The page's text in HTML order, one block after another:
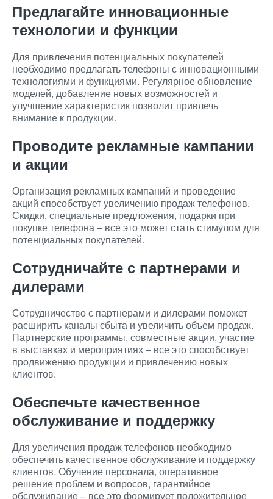
Предлагайте инновационные
технологии и функции
Для привлечения потенциальных покупателей
необходимо предлагать телефоны с инновационными
технологиями и функциями. Регулярное обновление
моделей, добавление новых возможностей и
улучшение характеристик позволит привлечь
внимание к продукции.
Проводите рекламные кампании
и акции
Организация рекламных кампаний и проведение
акций способствует увеличению продаж телефонов.
Скидки, специальные предложения, подарки при
покупке телефона – все это может стать стимулом для
потенциальных покупателей.
Сотрудничайте с партнерами и
дилерами
Сотрудничество с партнерами и дилерами поможет
расширить каналы сбыта и увеличить объем продаж.
Партнерские программы, совместные акции, участие
в выставках и мероприятиях – все это способствует
продвижению продукции и привлечению новых
клиентов.
Обеспечьте качественное
обслуживание и поддержку
Для увеличения продаж телефонов необходимо
обеспечить качественное обслуживание и поддержку
клиентов. Обучение персонала, оперативное
решение проблем и вопросов, гарантийное
обслуживание – все это формирует положительное